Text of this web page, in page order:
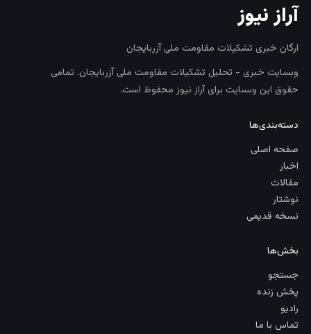
آراز نیوز
ارگان خبری تشکیلات مقاومت ملی آزربایجان
وبسایت خبری - تحلیل تشکیلات مقاومت ملی آزربایجان. تمامی
حقوق این وبسایت برای آراز نیوز محفوظ است.
دسته‌بندی‌ها
صفحه اصلی
اخبار
مقالات
نوشتار
نسخه قدیمی
بخش‌ها
جستجو
پخش زنده
رادیو
تماس با ما